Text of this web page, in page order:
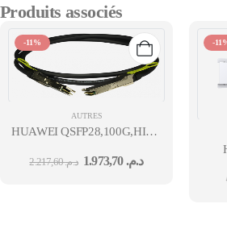
Produits associés
-11%
AUTRES
HUAWEI QSFP28,100G,HIGH SPEED
(QSFP28),CC8P0.254B(S),QSFP28,USED
د.م.2.217,60 د.م.1.973,70
-